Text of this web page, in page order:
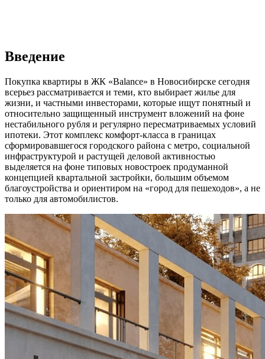
Введение
Покупка квартиры в ЖК «Balance» в Новосибирске сегодня
всерьез рассматривается и теми, кто выбирает жилье для
жизни, и частными инвесторами, которые ищут понятный и
относительно защищенный инструмент вложений на фоне
нестабильного рубля и регулярно пересматриваемых условий
ипотеки. Этот комплекс комфорт-класса в границах
сформировавшегося городского района с метро, социальной
инфраструктурой и растущей деловой активностью
выделяется на фоне типовых новостроек продуманной
концепцией квартальной застройки, большим объемом
благоустройства и ориентиром на «город для пешеходов», а не
только для автомобилистов.